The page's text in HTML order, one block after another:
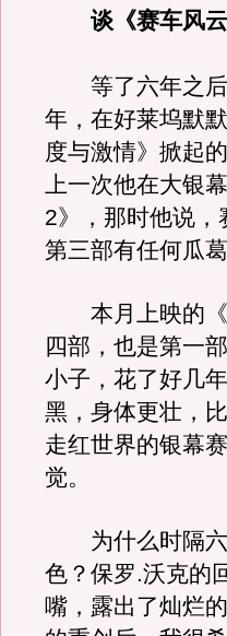
谈《赛车风
等了六年之后
年，在好莱坞默
度与激情》掀起
上一次他在大银
2》，那时他说
第三部有任何瓜葛
本月上映的《
四部，也是第一
小子，花了好几
黑，身体更壮，
走红世界的银幕
觉。
为什么时隔六
色？保罗.沃克的
嘴，露出了灿烂